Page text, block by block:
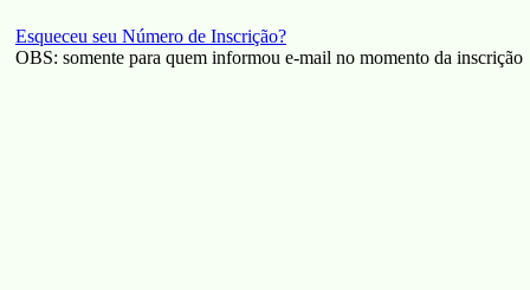
Esqueceu seu Número de Inscrição?
OBS: somente para quem informou e-mail no momento da inscrição